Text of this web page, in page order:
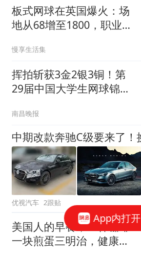
板式网球在英国爆火：场
地从68增至1800，职业选
慢享生活集
挥拍斩获3金2银3铜！第
29届中国大学生网球锦标
登上领奖台
南昌晚报
优视汽车 2跟贴
美国人的早餐，一杯咖啡
一块煎蛋三明治，健康又
App内打开